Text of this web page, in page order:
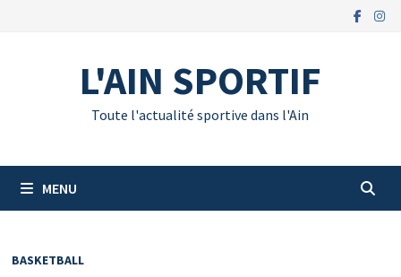
L'AIN SPORTIF
Toute l'actualité sportive dans l'Ain
MENU
BASKETBALL